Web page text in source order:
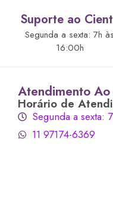
Suporte ao
Segunda a sexta: 7h às
16:00h
Atendimento
Horário de
Segunda a sexta:
11 97174-6369